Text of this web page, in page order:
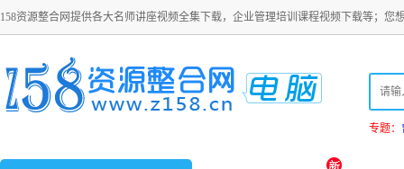
158资源整合网提供各大名师讲座视频全集下载，企业管理培训课程视频下载等；您
专题：